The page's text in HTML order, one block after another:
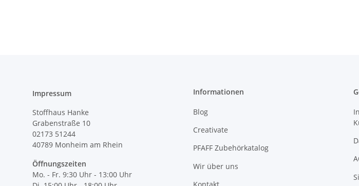
Impressum
Stoffhaus Hanke
Grabenstraße 10
02173 51244
40789 Monheim am Rhein
Öffnungszeiten
Mo. - Fr. 9:30 Uhr - 13:00 Uhr
Informationen
Blog
Creativate
PFAFF Zubehörkatalog
Wir über uns